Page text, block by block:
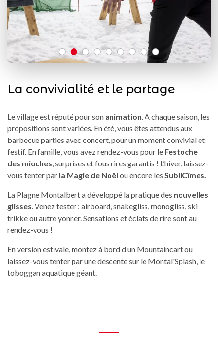
La convivialité et le partage
Le village est réputé pour son animation. A chaque saison, les
propositions sont variées. En été, vous êtes attendus aux
barbecue parties avec concert, pour un moment convivial et
festif. En famille, vous avez rendez-vous pour le Festoche
des mioches, surprises et fous rires garantis ! L’hiver, laissez-
vous tenter par la Magie de Noël ou encore les SubliCîmes.
La Plagne Montalbert a développé la pratique des nouvelles
glisses. Venez tester : airboard, snakegliss, monogliss, ski
trikke ou autre yonner. Sensations et éclats de rire sont au
rendez-vous !
En version estivale, montez à bord d’un Mountaincart ou
laissez-vous tenter par une descente sur le Montal'Splash, le
toboggan aquatique géant.